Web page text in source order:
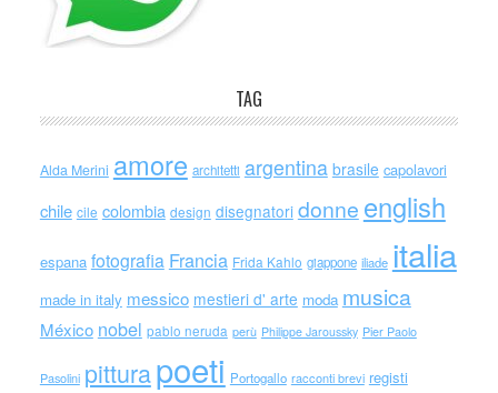
TAG
Alda Merini amore architetti argentina brasile capolavori
chile cile colombia design disegnatori donne english
espana fotografia Francia Frida Kahlo giappone iliade italia
made in italy messico mestieri d' arte moda musica
México nobel pablo neruda perù Philippe Jaroussky Pier Paolo
Pasolini pitturapoeti Portogallo racconti brevi registi